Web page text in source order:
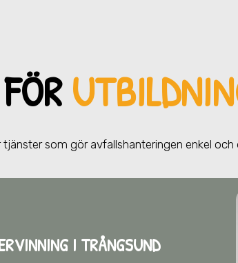
tjänster som gör avfallshanteringen enkel
I TRÅNGSUND